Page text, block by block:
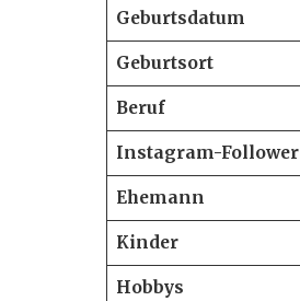
Geburtsdatum
Geburtsort
Beruf
Instagram-Follower
Ehemann
Kinder
Hobbys